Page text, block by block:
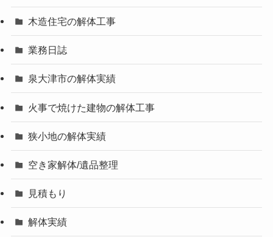
木造住宅の解体工事
業務日誌
泉大津市の解体実績
火事で焼けた建物の解体工事
狭小地の解体実績
空き家解体/遺品整理
見積もり
解体実績